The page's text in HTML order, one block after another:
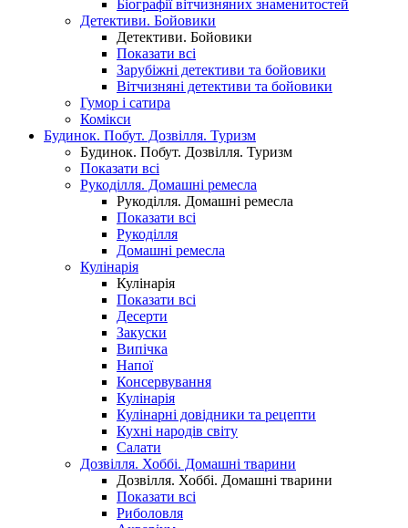
Біографії вітчизняних знаменитостей
Детективи. Бойовики
Детективи. Бойовики
Показати всі
Зарубіжні детективи та бойовики
Вітчизняні детективи та бойовики
Гумор і сатира
Комікси
Будинок. Побут. Дозвілля. Туризм
Будинок. Побут. Дозвілля. Туризм
Показати всі
Рукоділля. Домашні ремесла
Рукоділля. Домашні ремесла
Показати всі
Рукоділля
Домашні ремесла
Кулінарія
Кулінарія
Показати всі
Десерти
Закуски
Випічка
Напої
Консервування
Кулінарія
Кулінарні довідники та рецепти
Кухні народів світу
Салати
Дозвілля. Хоббі. Домашні тварини
Дозвілля. Хоббі. Домашні тварини
Показати всі
Риболовля